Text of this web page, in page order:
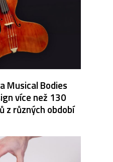
Musical Bodies
více než 130
z různých období